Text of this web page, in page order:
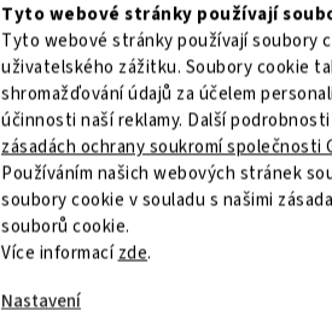
Tyto webové stránky používají
Tyto webové stránky používají soubory
uživatelského zážitku. Soubory cookie
shromažďování údajů za účelem
účinnosti naší reklamy. Další
zásadách ochrany soukromí společnosti
Používáním našich webových stránek
soubory cookie v souladu s našimi
souborů cookie.
Více informacízde.
Nastavení